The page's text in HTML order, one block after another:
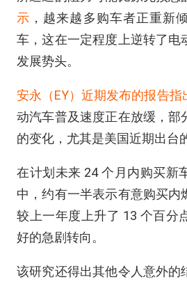
示 ，越来越多购车者正重新
车，这在一定程度上逆转了电
发展势头。
安永（EY）近期发布的报告指
动汽车普及速度正在放缓，部
的变化，尤其是美国近期出台
在计划未来 24 个月内购买新
中，约有一半表示有意购买内
较上一年度上升了 13 个百分
好的急剧转向。
该研究还得出其他令人意外的